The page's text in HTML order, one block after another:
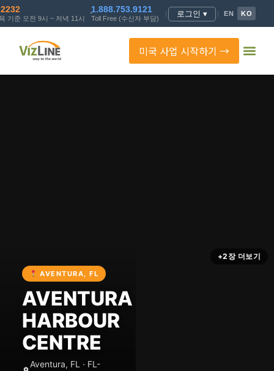
기준 오전 9시 ~ 저녁 11시
1.888.753.9121
Toll Free (수신자 부담)
| 로그인 ▾ | EN KO
미국 사업 시작하기 →
AVENTURA, FL
AVENTURA
HARBOUR
CENTRE
Aventura, FL · FL-
+2장 더보기